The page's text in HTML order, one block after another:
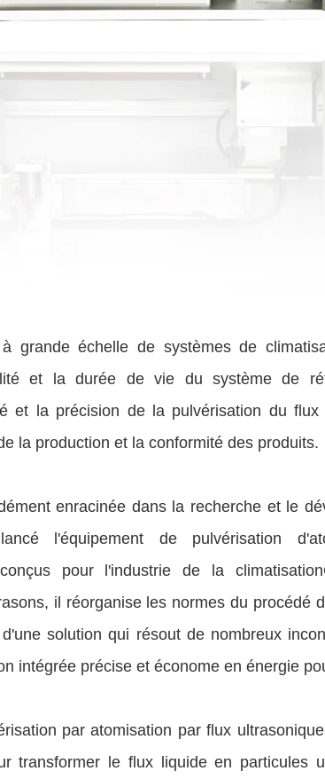
grande échelle de systèmes de
et la durée de vie du système de
et la précision de la pulvérisation du
la production et la conformité des produits.
enracinée dans la recherche et le
l'équipement de pulvérisation
conçus pour l'industrie de la
il réorganise les normes du procédé
solution qui résout de nombreux
intégrée précise et économe en énergie
par atomisation par flux
transformer le flux liquide en particules